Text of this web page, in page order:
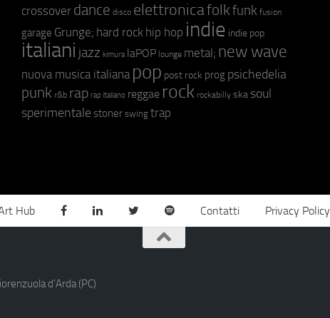
crossover dance disco elettronicafolkfunk fusion
garage Grunge; hard rock hip hop indie indie pop
italiani jazz kimura laPOP lounge metal; new wave
nuova musica italiana pop post rock prog psichedelia
punk r&b rap rap italiano reggae rock rockabilly ska soul
sperimentale stoner swing trap
Hub Contatti Privacy Policy
d'Arda (PC)